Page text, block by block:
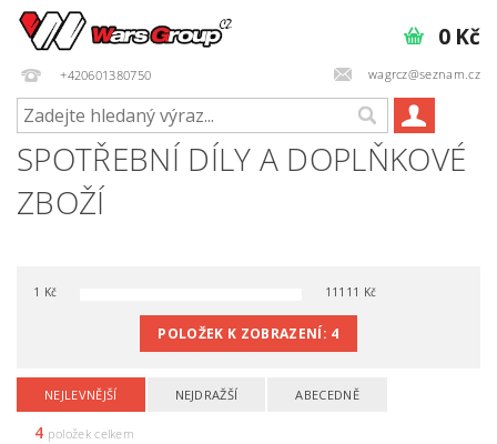
+420601380750 wagrcz@seznam.cz
0 Kč
SPOTŘEBNÍ DÍLY A DOPLŇKOVÉ
ZBOŽÍ
1 Kč 11111 Kč
POLOŽEK K ZOBRAZENÍ: 4
NEJLEVNĚJŠÍ NEJDRAŽŠÍ ABECEDNĚ
4 položek celkem